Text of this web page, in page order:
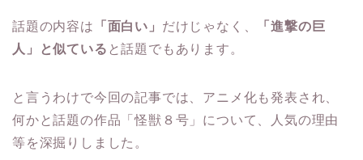
話題の内容は 「面白い」 だけじゃなく、
「進撃の巨
人」と似ている と話題でもあります。
と言うわけで今回の記事では、アニメ化も発表され、
何かと話題の作品「怪獣８号」について、人気の理由
等を深掘りしました。